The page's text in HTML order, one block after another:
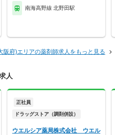
南海高野線 北野田駅
阪府)エリアの薬剤師求人をもっと見る
人
正社員
ドラッグストア（調剤併設）
ウエルシア薬局株式会社 ウエル